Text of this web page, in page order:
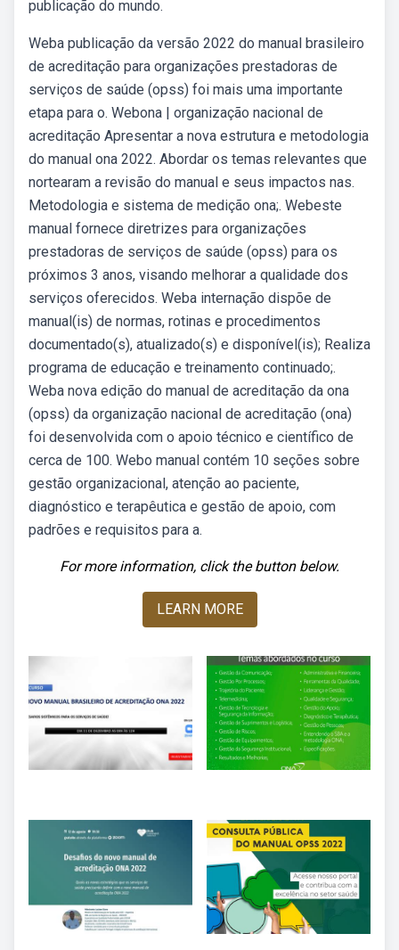
publicação do mundo.
Weba publicação da versão 2022 do manual brasileiro
de acreditação para organizações prestadoras de
serviços de saúde (opss) foi mais uma importante
etapa para o. Webona | organização nacional de
acreditação Apresentar a nova estrutura e metodologia
do manual ona 2022. Abordar os temas relevantes que
nortearam a revisão do manual e seus impactos nas.
Metodologia e sistema de medição ona;. Webeste
manual fornece diretrizes para organizações
prestadoras de serviços de saúde (opss) para os
próximos 3 anos, visando melhorar a qualidade dos
serviços oferecidos. Weba internação dispõe de
manual(is) de normas, rotinas e procedimentos
documentado(s), atualizado(s) e disponível(is); Realiza
programa de educação e treinamento continuado;.
Weba nova edição do manual de acreditação da ona
(opss) da organização nacional de acreditação (ona)
foi desenvolvida com o apoio técnico e científico de
cerca de 100. Webo manual contém 10 seções sobre
gestão organizacional, atenção ao paciente,
diagnóstico e terapêutica e gestão de apoio, com
padrões e requisitos para a.
For more information, click the button below.
LEARN MORE